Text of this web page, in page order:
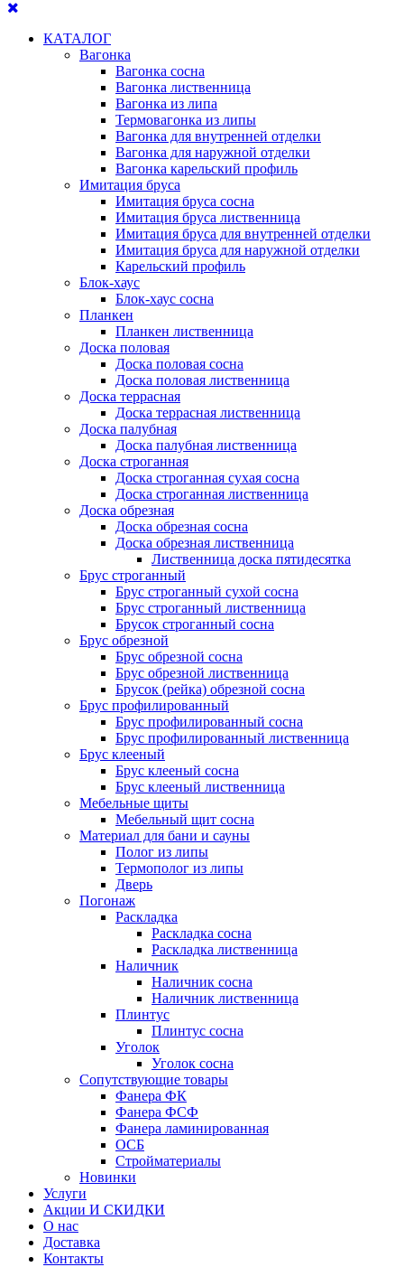
КАТАЛОГ
Вагонка
Вагонка сосна
Вагонка лиственница
Вагонка из липа
Термовагонка из липы
Вагонка для внутренней отделки
Вагонка для наружной отделки
Вагонка карельский профиль
Имитация бруса
Имитация бруса сосна
Имитация бруса лиственница
Имитация бруса для внутренней отделки
Имитация бруса для наружной отделки
Карельский профиль
Блок-хаус
Блок-хаус сосна
Планкен
Планкен лиственница
Доска половая
Доска половая сосна
Доска половая лиственница
Доска террасная
Доска террасная лиственница
Доска палубная
Доска палубная лиственница
Доска строганная
Доска строганная сухая сосна
Доска строганная лиственница
Доска обрезная
Доска обрезная сосна
Доска обрезная лиственница
Лиственница доска пятидесятка
Брус строганный
Брус строганный сухой сосна
Брус строганный лиственница
Брусок строганный сосна
Брус обрезной
Брус обрезной сосна
Брус обрезной лиственница
Брусок (рейка) обрезной сосна
Брус профилированный
Брус профилированный сосна
Брус профилированный лиственница
Брус клееный
Брус клееный сосна
Брус клееный лиственница
Мебельные щиты
Мебельный щит сосна
Материал для бани и сауны
Полог из липы
Термополог из липы
Дверь
Погонаж
Раскладка
Раскладка сосна
Раскладка лиственница
Наличник
Наличник сосна
Наличник лиственница
Плинтус
Плинтус сосна
Уголок
Уголок сосна
Сопутствующие товары
Фанера ФК
Фанера ФСФ
Фанера ламинированная
ОСБ
Стройматериалы
Новинки
Услуги
Акции И СКИДКИ
О нас
Доставка
Контакты